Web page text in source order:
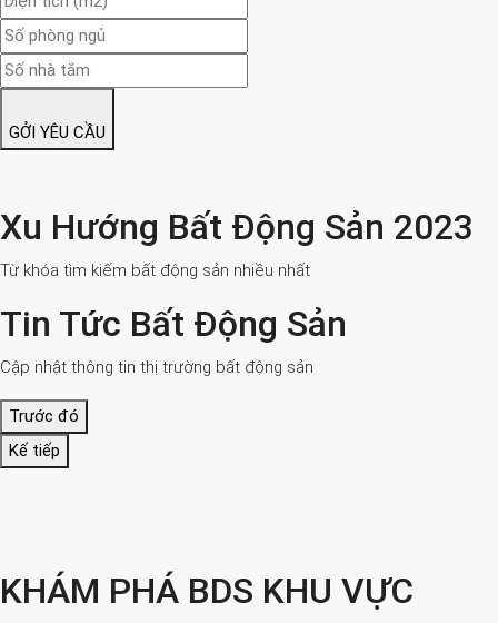
GỞI YÊU CẦU
Xu Hướng Bất Động Sản 2023
Từ khóa tìm kiếm bất động sản nhiều nhất
Tin Tức Bất Động Sản
Cập nhật thông tin thị trường bất động sản
Trước đó
Kế tiếp
KHÁM PHÁ BDS KHU VỰC